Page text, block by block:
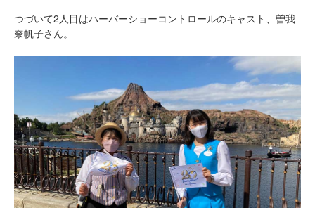
つづいて2人目はハーバーショーコントロールのキャスト、曽我
奈帆子さん。